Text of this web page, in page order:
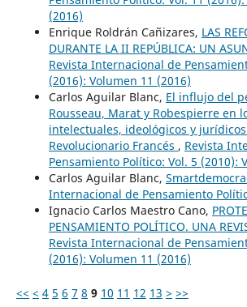
(2016)
Enrique Roldrán Cañizares, LAS
DURANTE LA II REPÚBLICA: UN
Revista Internacional de
(2016): Volumen 11 (2016)
Carlos Aguilar Blanc, El influjo del
Rousseau, Marat y Robespierre en
intelectuales, ideológicos y
Revolucionario Francés , Revista
Pensamiento Político: Vol. 5 (2010):
Carlos Aguilar Blanc,
Internacional de Pensamiento
Ignacio Carlos Maestro Cano,
PENSAMIENTO POLÍTICO. UNA
Revista Internacional de
(2016): Volumen 11 (2016)
<< < 4 5 6 7 8 9 10 11 12 13 > >>